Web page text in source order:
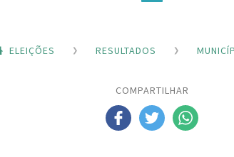
ELEIÇÕES RESULTADOS
COMPARTILHAR